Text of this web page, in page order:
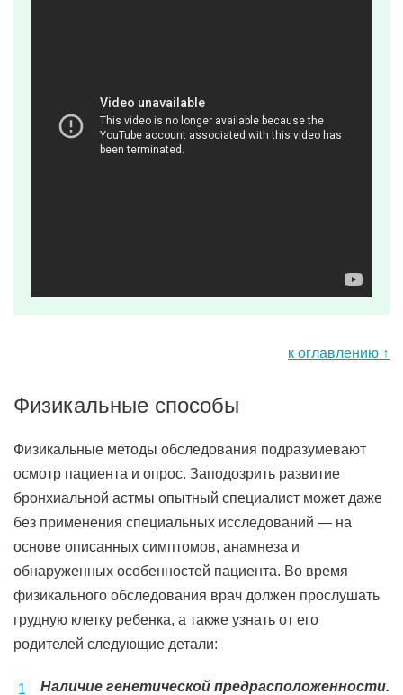
к оглавлению ↑
Физикальные способы
Физикальные методы обследования подразумевают
осмотр пациента и опрос. Заподозрить развитие
бронхиальной астмы опытный специалист может даже
без применения специальных исследований — на
основе описанных симптомов, анамнеза и
обнаруженных особенностей пациента. Во время
физикального обследования врач должен прослушать
грудную клетку ребенка, а также узнать от его
родителей следующие детали:
Наличие генетической предрасположенности.